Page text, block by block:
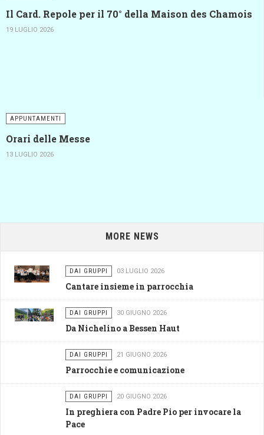
Il Card. Repole per il 70° della Maison des Chamois
19 LUGLIO 2026
APPUNTAMENTI
Orari delle Messe
13 LUGLIO 2026
MORE NEWS
DAI GRUPPI 03 LUGLIO 2026
Cantare insieme in parrocchia
DAI GRUPPI 30 GIUGNO 2026
Da Nichelino a Bessen Haut
DAI GRUPPI 21 GIUGNO 2026
Parrocchie e comunicazione
DAI GRUPPI 20 GIUGNO 2026
In preghiera con Padre Pio per invocare la
Pace